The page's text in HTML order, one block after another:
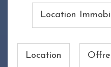
Location
Location